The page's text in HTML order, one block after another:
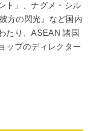
ト』、ナグメ・シル
方の閃光』など国内
たり、ASEAN 諸国
ップのディレクター